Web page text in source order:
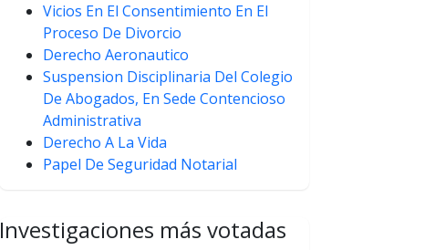
Vicios En El Consentimiento En El
Proceso De Divorcio
Derecho Aeronautico
Suspension Disciplinaria Del Colegio
De Abogados, En Sede Contencioso
Administrativa
Derecho A La Vida
Papel De Seguridad Notarial
Investigaciones más votadas